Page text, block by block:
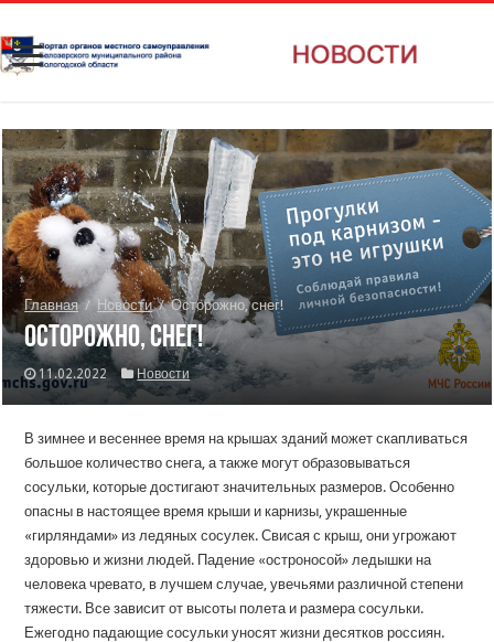
Главная / Новости / Осторожно, снег!
Осторожно, снег!
11.02.2022 Новости
В зимнее и весеннее время на крышах зданий может скапливаться
большое количество снега, а также могут образовываться
сосульки, которые достигают значительных размеров. Особенно
опасны в настоящее время крыши и карнизы, украшенные
«гирляндами» из ледяных сосулек. Свисая с крыш, они угрожают
здоровью и жизни людей. Падение «остроносой» ледышки на
человека чревато, в лучшем случае, увечьями различной степени
тяжести. Все зависит от высоты полета и размера сосульки.
Ежегодно падающие сосульки уносят жизни десятков россиян.